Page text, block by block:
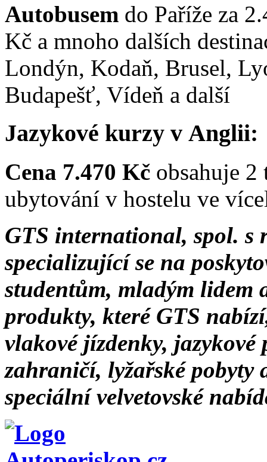
Autobusem do Paříže za
Kč a mnoho dalších
Londýn, Kodaň, Brusel,
Budapešť, Vídeň a další
Jazykové kurzy v Anglii:
Cena 7.470 Kč obsahuje
ubytování v hostelu ve
GTS international, spol. s
specializující se na
studentům, mladým lidem
produkty, které GTS
vlakové jízdenky,
zahraničí, lyžařské
speciální velvetovské